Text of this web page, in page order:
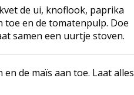
de ui, knoflook, paprika
toe en de tomatenpulp. Doe
samen een uurtje stoven.
de maïs aan toe. Laat alles